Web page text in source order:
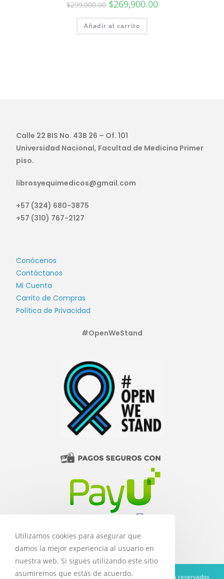
$299,000.00 $269,900.00
Añadir al carrito
Calle 22 BIS No. 43B 26 – Of. 101
Universidad Nacional, Facultad de Medicina Primer
piso.
librosyequimedicos@gmail.com
+57 (324) 680-3875
+57 (310) 767-2127
Conócenos
Contáctanos
Mi Cuenta
Carrito de Compras
Política de Privacidad
#OpenWeStand
Copyright 2020 Libros y Equimédicos - Todos los derechos reservados
Utilizamos cookies para asegurar que
damos la mejor experiencia al usuario en
nuestra web. Si sigues utilizando este sitio
asumiremos que estás de acuerdo.